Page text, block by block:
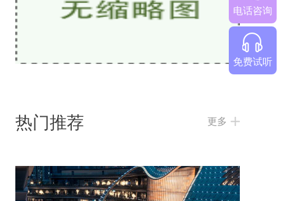
2026欧美外教一对一哪家好？5家热门少儿
热门推荐 更多
电话咨询
免费试听